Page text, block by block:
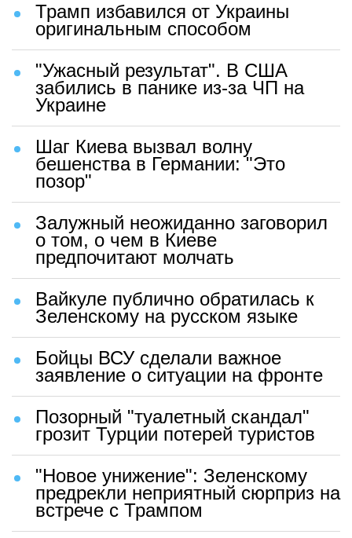
Трамп избавился от Украины
оригинальным способом
"Ужасный результат". В США
забились в панике из-за ЧП на
Украине
Шаг Киева вызвал волну
бешенства в Германии: "Это
позор"
Залужный неожиданно заговорил
о том, о чем в Киеве
предпочитают молчать
Вайкуле публично обратилась к
Зеленскому на русском языке
Бойцы ВСУ сделали важное
заявление о ситуации на фронте
Позорный "туалетный скандал"
грозит Турции потерей туристов
"Новое унижение": Зеленскому
предрекли неприятный сюрприз на
встрече с Трампом